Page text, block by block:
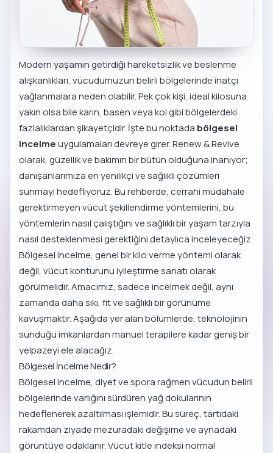
Modern yaşamın getirdiği hareketsizlik ve beslenme
alışkanlıkları, vücudumuzun belirli bölgelerinde inatçı
yağlanmalara neden olabilir. Pek çok kişi, ideal kilosuna
yakın olsa bile karın, basen veya kol gibi bölgelerdeki
fazlalıklardan şikayetçidir. İşte bu noktada bölgesel
incelmeuygulamaları devreye girer. Renew & Revive
olarak, güzellik ve bakımın bir bütün olduğuna inanıyor;
danışanlarımıza en yenilikçi ve sağlıklı çözümleri
sunmayı hedefliyoruz. Bu rehberde, cerrahi müdahale
gerektirmeyen vücut şekillendirme yöntemlerini, bu
yöntemlerin nasıl çalıştığını ve sağlıklı bir yaşam tarzıyla
nasıl desteklenmesi gerektiğini detaylıca inceleyeceğiz.
Bölgesel incelme, genel bir kilo verme yöntemi olarak
değil, vücut konturunu iyileştirme sanatı olarak
görülmelidir. Amacımız, sadece incelmek değil, aynı
zamanda daha sıkı, fit ve sağlıklı bir görünüme
kavuşmaktır. Aşağıda yer alan bölümlerde, teknolojinin
sunduğu imkanlardan manuel terapilere kadar geniş bir
yelpazeyi ele alacağız.
Bölgesel İncelme Nedir?
Bölgesel incelme, diyet ve spora rağmen vücudun belirli
bölgelerinde varlığını sürdüren yağ dokularının
hedeflenerek azaltılması işlemidir. Bu süreç, tartıdaki
rakamdan ziyade mezuradaki değişime ve aynadaki
görüntüye odaklanır. Vücut kitle indeksi normal